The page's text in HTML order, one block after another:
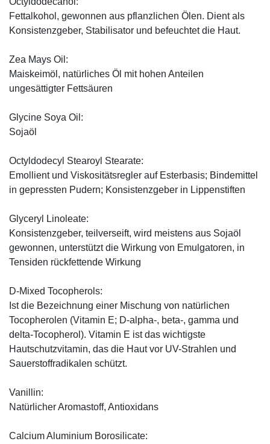
Fettalkohol, gewonnen aus pflanzlichen Ölen. Dient als
Konsistenzgeber, Stabilisator und befeuchtet die Haut.
Zea Mays Oil:
Maiskeimöl, natürliches Öl mit hohen Anteilen
ungesättigter Fettsäuren
Glycine Soya Oil:
Sojaöl
Octyldodecyl Stearoyl Stearate:
Emollient und Viskositätsregler auf Esterbasis; Bindemittel
in gepressten Pudern; Konsistenzgeber in Lippenstiften
Glyceryl Linoleate:
Konsistenzgeber, teilverseift, wird meistens aus Sojaöl
gewonnen, unterstützt die Wirkung von Emulgatoren, in
Tensiden rückfettende Wirkung
D-Mixed Tocopherols:
Ist die Bezeichnung einer Mischung von natürlichen
Tocopherolen (Vitamin E; D-alpha-, beta-, gamma und
delta-Tocopherol). Vitamin E ist das wichtigste
Hautschutzvitamin, das die Haut vor UV-Strahlen und
Sauerstoffradikalen schützt.
Vanillin:
Natürlicher Aromastoff, Antioxidans
Calcium Aluminium Borosilicate: